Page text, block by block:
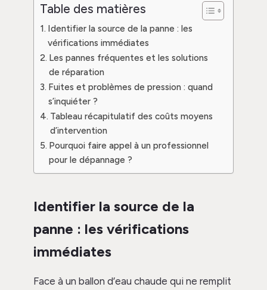
Table des matières
Identifier la source de la panne : les
vérifications immédiates
Les pannes fréquentes et les solutions
de réparation
Fuites et problèmes de pression : quand
s’inquiéter ?
Tableau récapitulatif des coûts moyens
d’intervention
Pourquoi faire appel à un professionnel
pour le dépannage ?
Identifier la source de la
panne : les vérifications
immédiates
Face à un ballon d’eau chaude qui ne remplit